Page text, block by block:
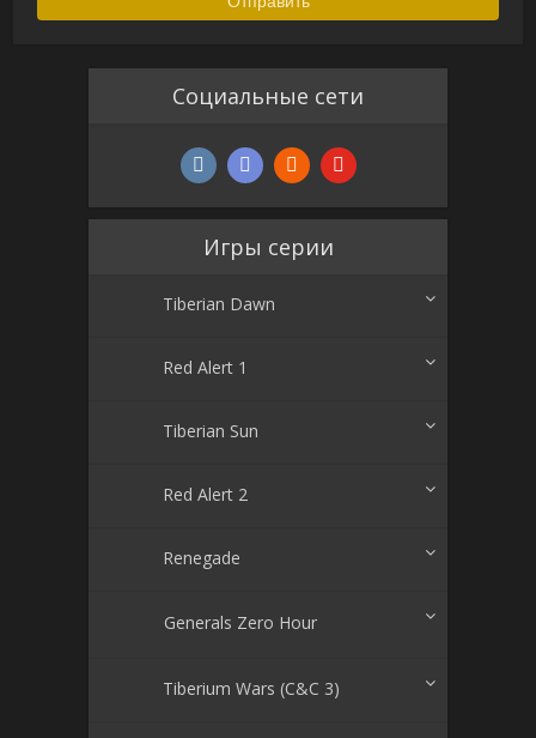
Социальные сети
Игры серии
Tiberian Dawn
Red Alert 1
Tiberian Sun
Red Alert 2
Renegade
Generals Zero Hour
Tiberium Wars (C&C 3)